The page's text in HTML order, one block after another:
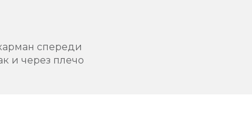
спереди
и через плечо